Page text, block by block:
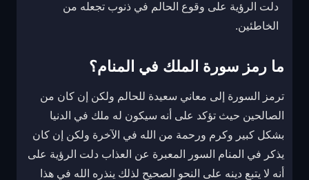
دلت الرؤية على وقوع الحالم في ذنوب تجعله من
الخاطئين.
ما رمز سورة الملك في المنام؟
ترمز السورة إلى معاني سعيدة للحالم ولكن إن كان من
الصالحين حيث تؤكد على أنه سيكون له ملك في الدنيا
بشكل كبير وكرم ورحمة من الله في الآخرة ولكن إن كان
يذكر في المنام السور المعبرة عن العذاب دلت الرؤية على
أنه لا يتبع دينه على النحو الصحيح لذلك ينذره الله في هذا